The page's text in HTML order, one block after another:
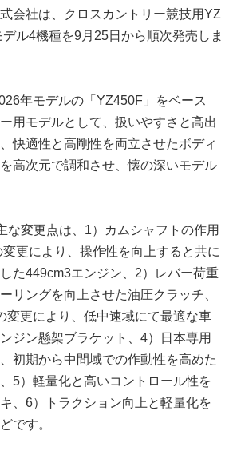
会社は、クロスカントリー競技用YZ
ル4機種を9月25日から順次発売しま
年モデルの「YZ450F」をベース
用モデルとして、扱いやすさと高出
快適性と高剛性を両立させたボディ
高次元で調和させ、懐の深いモデル
な変更点は、1）カムシャフトの作用
更により、操作性を向上すると共に
た449cm3エンジン、2）レバー荷重
リングを向上させた油圧クラッチ、
変更により、低中速域にて最適な車
ジン懸架ブラケット、4）日本専用
初期から中間域での作動性を高めた
5）軽量化と高いコントロール性を
、6）トラクション向上と軽量化を
です。